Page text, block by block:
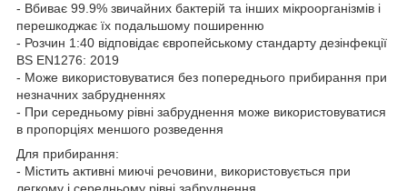
- Вбиває 99.9% звичайних бактерій та інших мікроорганізмів і
перешкоджає їх подальшому поширенню
- Розчин 1:40 відповідає європейському стандарту дезінфекції
BS EN1276: 2019
- Може використовуватися без попереднього прибирання при
незначних забрудненнях
- При середньому рівні забруднення може використовуватися
в пропорціях меншого розведення
Для прибирання:
- Містить активні миючі речовини, використовується при